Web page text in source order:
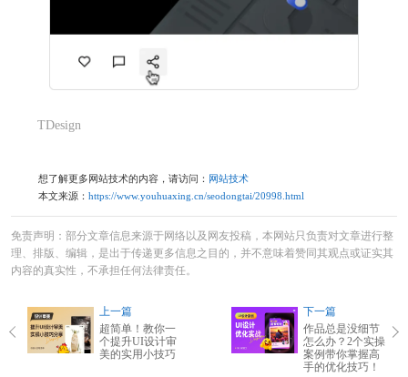
TDesign
想了解更多网站技术的内容，请访问： 网站技术
本文来源： https://www.youhuaxing.cn/seodongtai/20998.html
免责声明：部分文章信息来源于网络以及网友投稿，本网站只负责对文章进行整
理、排版、编辑，是出于传递更多信息之目的，并不意味着赞同其观点或证实其
内容的真实性，不承担任何法律责任。
上一篇
超简单！教你一
个提升UI设计审
美的实用小技巧
下一篇
作品总是没细节
怎么办？2个实操
案例带你掌握高
手的优化技巧！